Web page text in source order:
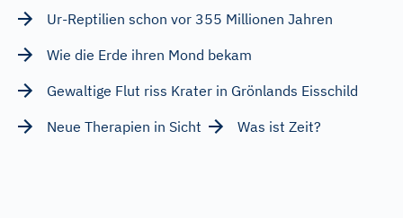
Ur-Reptilien schon vor 355 Millionen Jahren
Wie die Erde ihren Mond bekam
Gewaltige Flut riss Krater in Grönlands Eisschild
Neue Therapien in Sicht
Was ist Zeit?